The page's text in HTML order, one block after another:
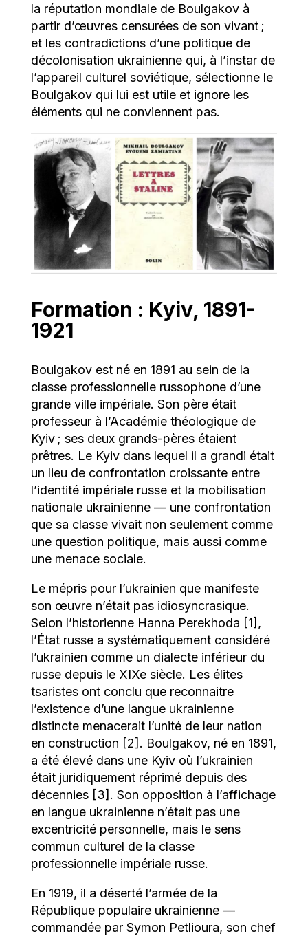
la réputation mondiale de Boulgakov à
partir d’œuvres censurées de son vivant ;
et les contradictions d’une politique de
décolonisation ukrainienne qui, à l’instar de
l’appareil culturel soviétique, sélectionne le
Boulgakov qui lui est utile et ignore les
éléments qui ne conviennent pas.
Formation : Kyiv, 1891-
1921
Boulgakov est né en 1891 au sein de la
classe professionnelle russophone d’une
grande ville impériale. Son père était
professeur à l’Académie théologique de
Kyiv ; ses deux grands-pères étaient
prêtres. Le Kyiv dans lequel il a grandi était
un lieu de confrontation croissante entre
l’identité impériale russe et la mobilisation
nationale ukrainienne — une confrontation
que sa classe vivait non seulement comme
une question politique, mais aussi comme
une menace sociale.
Le mépris pour l’ukrainien que manifeste
son œuvre n’était pas idiosyncrasique.
Selon l’historienne Hanna Perekhoda [1],
l’État russe a systématiquement considéré
l’ukrainien comme un dialecte inférieur du
russe depuis le XIXe siècle. Les élites
tsaristes ont conclu que reconnaitre
l’existence d’une langue ukrainienne
distincte menacerait l’unité de leur nation
en construction [2]. Boulgakov, né en 1891,
a été élevé dans une Kyiv où l’ukrainien
était juridiquement réprimé depuis des
décennies [3]. Son opposition à l’affichage
en langue ukrainienne n’était pas une
excentricité personnelle, mais le sens
commun culturel de la classe
professionnelle impériale russe.
En 1919, il a déserté l’armée de la
République populaire ukrainienne —
commandée par Symon Petlioura, son chef